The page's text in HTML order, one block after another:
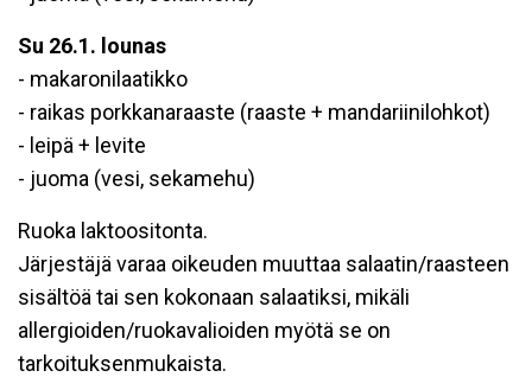
Su 26.1. lounas
- makaronilaatikko
- raikas porkkanaraaste (raaste + mandariinilohkot)
- leipä + levite
- juoma (vesi, sekamehu)
Ruoka laktoositonta.
Järjestäjä varaa oikeuden muuttaa salaatin/raasteen
sisältöä tai sen kokonaan salaatiksi, mikäli
allergioiden/ruokavalioiden myötä se on
tarkoituksenmukaista.